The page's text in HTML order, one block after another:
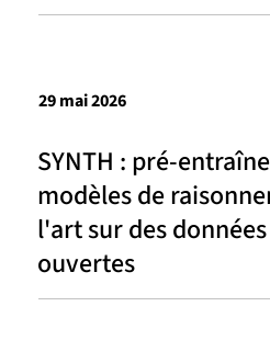
SYNTH : pré-
modèles de
l'art sur des
ouvertes
29 mai 2026